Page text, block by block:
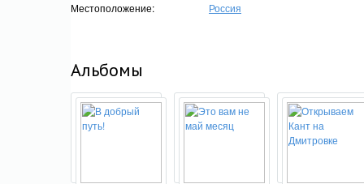
Местоположение:
Россия
Альбомы